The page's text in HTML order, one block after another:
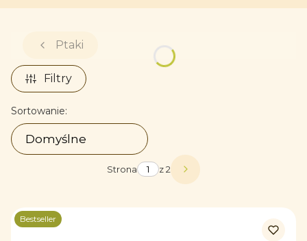
Ptaki
Filtry
Lista produktów
Sortowanie:
Domyślne
Strona z 2 Następne produkty
Bestseller